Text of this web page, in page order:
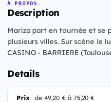
À PROPOS
Description
Mariza part en tournée et se
plusieurs villes. Sur scène le
CASINO - BARRIERE
Details
Prix de 49,20 € à 75,20 €